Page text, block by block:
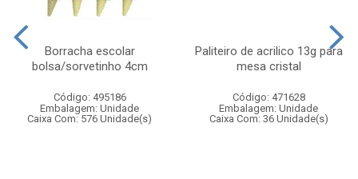
Borracha escolar
bolsa/sorvetinho 4cm
Código: 495186
Embalagem: Unidade
Caixa Com: 576 Unidade(s)
Paliteiro de acrilico 13g para
mesa cristal
Código: 471628
Embalagem: Unidade
Caixa Com: 36 Unidade(s)